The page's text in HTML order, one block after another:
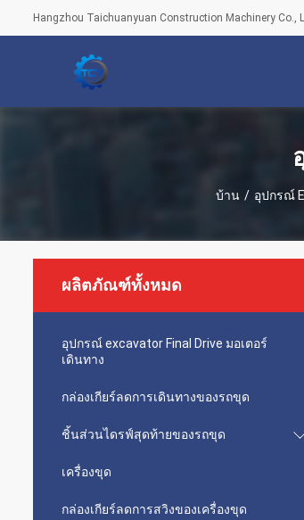
Hangzhou Taichuanyuan Construction Machinery Co.,
บ้าน / อุปกรณ์
ผลิตภัณฑ์ทั้งหมด
อุปกรณ์ excavator Final Drive มอเตอร์
เดินทาง
กล่องเกียร์ลดการเดินทางของรถขุด
ชิ้นส่วนไดรฟ์สุดท้ายของรถขุด
เครื่องขุด
กล่องเกียร์ลดการสวิงของเครื่องขุด